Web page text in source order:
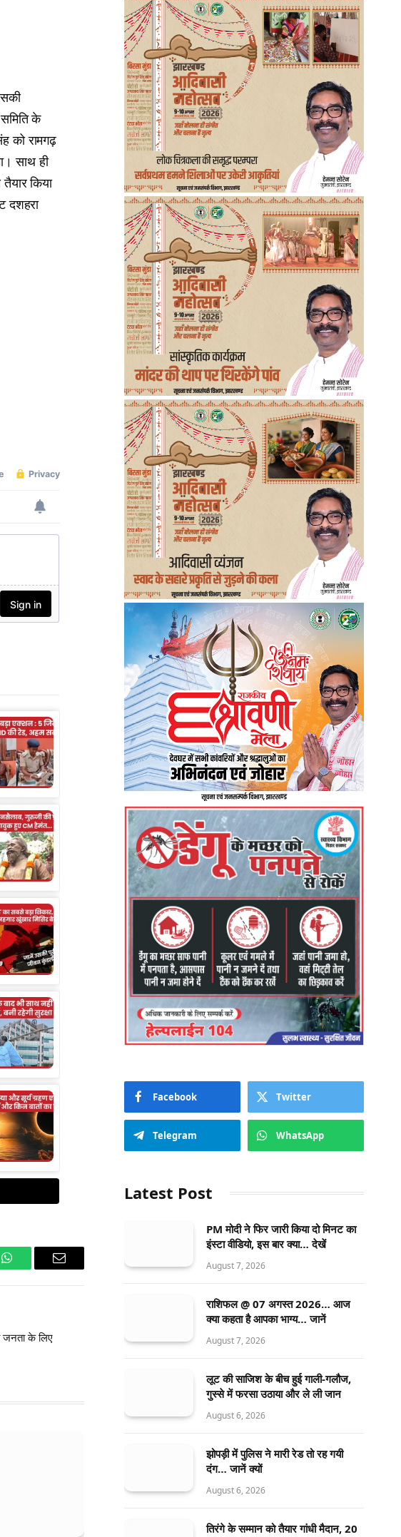
के
को रामगढ़
साथ ही
किया
दशहरा
WhatsAppEmail
के लिए
Facebook Twitter
Telegram WhatsApp
Latest Post
PM मोदी ने फिर जारी किया दो मिनट का
इंस्टा वीडियो, इस बार क्या… देखें
August 7, 2026
राशिफल @ 07 अगस्त 2026… आज
क्या कहता है आपका भाग्य… जानें
August 7, 2026
लूट की साजिश के बीच हुई गाली-गलौज,
गुस्से में फरसा उठाया और ले ली जान
August 6, 2026
झोपड़ी में पुलिस ने मारी रेड तो रह गयी
दंग… जानें क्यों
August 6, 2026
तिरंगे के सम्मान को तैयार गांधी मैदान, 20